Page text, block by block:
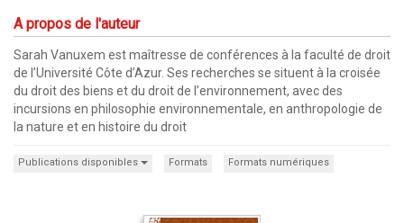
A propos de l'auteur
Sarah Vanuxem est maîtresse de conférences à la faculté de droit
de l’Université Côte d’Azur. Ses recherches se situent à la croisée
du droit des biens et du droit de l’environnement, avec des
incursions en philosophie environnementale, en anthropologie de
la nature et en histoire du droit
Publications disponibles Formats Formats numériques